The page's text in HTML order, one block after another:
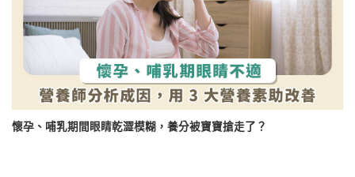
懷孕、哺乳期間眼睛乾澀模糊，養分被寶寶搶走了？